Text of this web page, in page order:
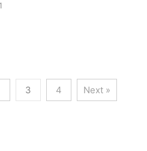
3 4 Next »